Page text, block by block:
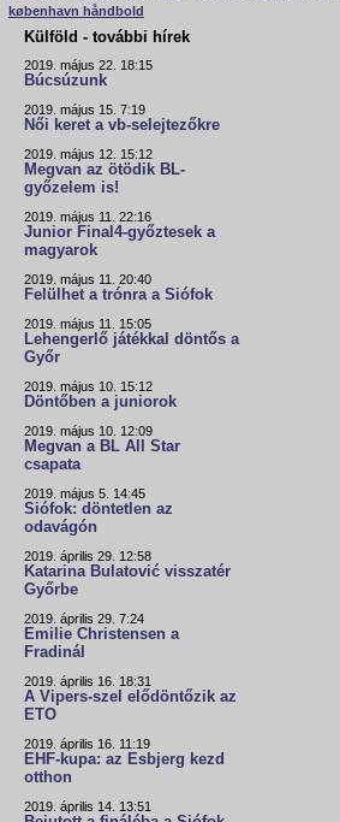
københavn håndbold
Külföld - további hírek
2019. május 22. 18:15
Búcsúzunk
2019. május 15. 7:19
Női keret a vb-selejtezőkre
2019. május 12. 15:12
Megvan az ötödik BL-
győzelem is!
2019. május 11. 22:16
Junior Final4-győztesek a
magyarok
2019. május 11. 20:40
Felülhet a trónra a Siófok
2019. május 11. 15:05
Lehengerlő játékkal döntős a
Győr
2019. május 10. 15:12
Döntőben a juniorok
2019. május 10. 12:09
Megvan a BL All Star
csapata
2019. május 5. 14:45
Siófok: döntetlen az
odavágón
2019. április 29. 12:58
Katarina Bulatović visszatér
Győrbe
2019. április 29. 7:24
Emilie Christensen a
Fradinál
2019. április 16. 18:31
A Vipers-szel elődöntőzik az
ETO
2019. április 16. 11:19
EHF-kupa: az Esbjerg kezd
otthon
2019. április 14. 13:51